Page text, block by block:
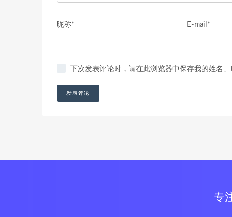
昵称* E-mail*
下次发表评论时，请在此浏览器中保存我的姓名
专